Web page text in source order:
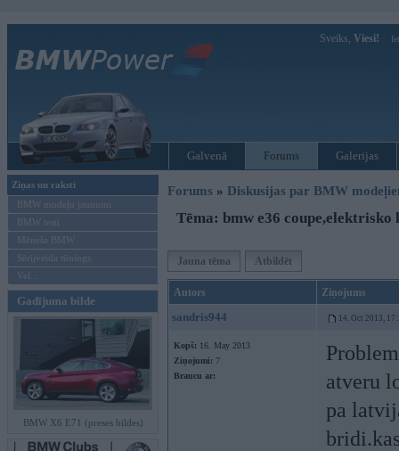
Sveiks, Viesi!
Galvenā Forums Galerijas
Ziņas un raksti
BMW modeļu jaunumi
BMW testi
Mēneša BMW
Sērijveida tūnings
Vel...
Gadījuma bilde
BMW X6 E71 (preses bildes)
Forums » Diskusijas par BMW
Tēma: bmw e36 coupe,elektrisko
Jauna tēma Atbildēt
Autors Ziņojums
sandris944 14. Oct 2013,
Kopš: 16. May 2013
Ziņojumi: 7
Braucu ar:
atveru
pa